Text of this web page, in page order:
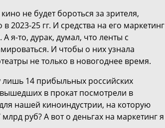
не будет бороться за зрителя,
2023-25 гг. И средства на его маркетинг
я-то, дурак, думал, что ленты с
И чтобы о них узнала
не только в новогоднее время.
лишь 14 прибыльных российских
в прокат посмотрели в
нашей киноиндустрии, на которую
руб? А вот о деньгах на маркетинг я